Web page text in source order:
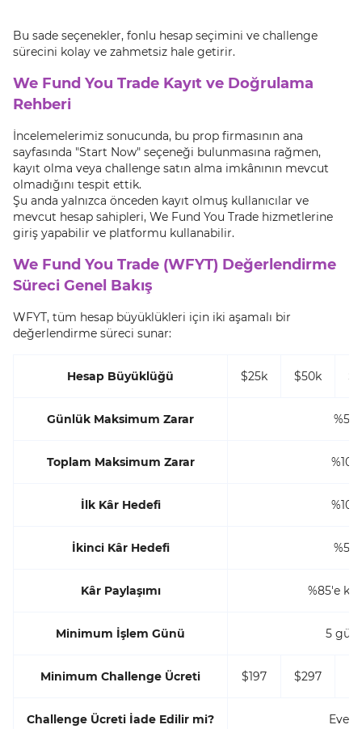
Bu sade seçenekler, fonlu hesap seçimini ve challenge
sürecini kolay ve zahmetsiz hale getirir.
We Fund You Trade Kayıt ve Doğrulama
Rehberi
İncelemelerimiz sonucunda, bu prop firmasının ana
sayfasında "Start Now" seçeneği bulunmasına rağmen,
kayıt olma veya challenge satın alma imkânının mevcut
olmadığını tespit ettik.
Şu anda yalnızca önceden kayıt olmuş kullanıcılar ve
mevcut hesap sahipleri, We Fund You Trade hizmetlerine
giriş yapabilir ve platformu kullanabilir.
We Fund You Trade (WFYT) Değerlendirme
Süreci Genel Bakış
WFYT, tüm hesap büyüklükleri için iki aşamalı bir
değerlendirme süreci sunar:
Hesap Büyüklüğü $25k $50k
Günlük Maksimum Zarar %5
Toplam Maksimum Zarar %10
İlk Kâr Hedefi %10
İkinci Kâr Hedefi %5
Kâr Paylaşımı %85'e
Minimum İşlem Günü 5 gün
Minimum Challenge Ücreti $197 $297
Challenge Ücreti İade Edilir mi? Evet